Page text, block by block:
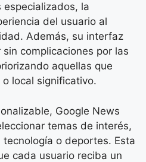
la
del usuario al
Además, su interfaz
complicaciones por las
aquellas que
local significativo.
Google News
temas de interés,
o deportes. Esta
cada usuario reciba un